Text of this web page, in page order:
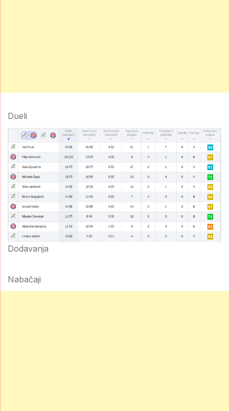
Dueli
Dodavanja
Nabačaji